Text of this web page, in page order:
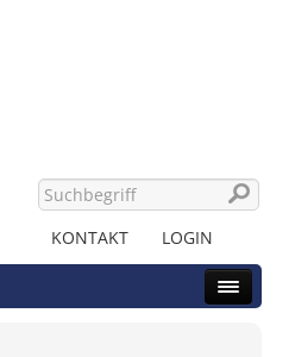
KONTAKT LOGIN